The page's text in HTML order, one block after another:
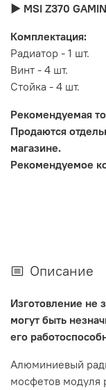
► MSI Z370
Комплектация:
Радиатор - 1 шт.
Винт - 4 шт.
Стойка - 4 шт.
Рекомендуемая
Продаются
магазине.
Рекомендуемое
Описание
Изготовление не
могут быть
его
Алюминиевый
мосфетов модуля